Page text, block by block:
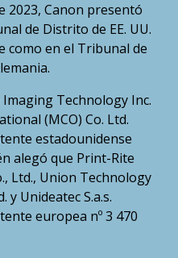
2023, Canon presentó
de Distrito de EE. UU.
como en el Tribunal de
Technology Inc.
(MCO) Co. Ltd.
estadounidense
alegó que Print-Rite
Ltd., Union Technology
y Unideatec S.a.s.
europea nº 3 470